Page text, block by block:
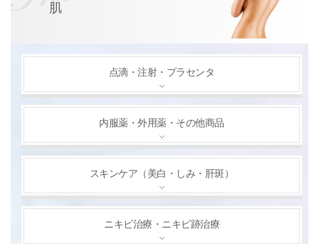
肌
点滴・注射・プラセンタ
内服薬・外用薬・その他商品
スキンケア（美白・しみ・肝斑）
ニキビ治療・ニキビ跡治療